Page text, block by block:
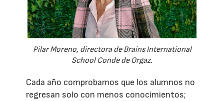
Pilar Moreno, directora de Brains International
School Conde de Orgaz.
Cada año comprobamos que los alumnos no
regresan solo con menos conocimientos;